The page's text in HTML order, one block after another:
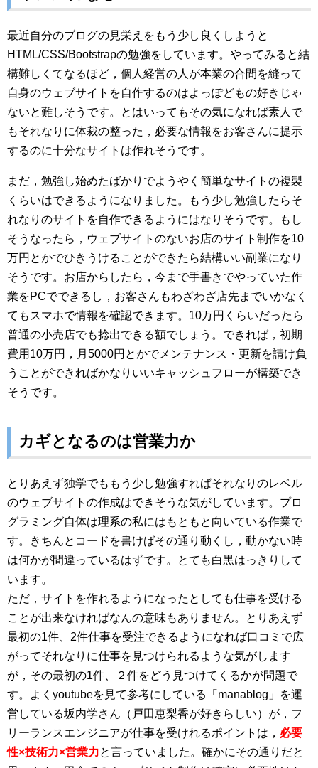
最近自分のブログの見栄えをもう少し良くしようと
HTML/CSS/Bootstrapの勉強をしています。やってみると結
構難しくてなるほど，個人経営の人が本業の合間を縫って
自身のウェブサイトを自作するのはよっぽどもの好きじゃ
ないと難しそうです。とはいってもその気になれば素人で
もそれなりに体裁の整った，必要な情報をお客さんに提示
するのに十分なサイトは作れそうです。
まだ，勉強し始めたばかりでようやく簡単なサイトの複製
くらいはできるようになりました。もう少し勉強したらそ
れなりのサイトを自作できるようにはなりそうです。もし
そうなったら，ウェブサイトのないお店のサイト制作を10
万円とかでひきうけることができたら結構いい副業になり
そうです。お店からしたら，今まで手書きでやっていた作
業をPCでできるし，お客さんもわざわざ店先までいかなく
てもスマホで情報を確認できます。10万円くらいだったら
普通の小売店でも捻出できる額でしょう。できれば，初期
費用10万円，月5000円とかでメンテナンス・更新を請け負
うことができればかなりいいキャッシュフローが構築でき
そうです。
カギとなるのは営業力か
とりあえず独学でももう少し勉強すればそれなりのレベル
のウェブサイトの作成はできそうな気がしています。プロ
グラミング自体は理系の私にはもともと向いている作業で
す。きちんとコードを書けばその通り動くし，動かない時
は何かが間違っているはずです。とても白黒はっきりして
います。
ただ，サイトを作れるようになったとしても仕事を受ける
ことが出来なければなんの意味もありません。とりあえず
最初の1件、2件仕事を受注できるようになれば口コミで広
がってそれなりに仕事を見つけられるような気がします
が，その最初の1件、２件をどう見つけてくるかが問題で
す。よくyoutubeを見て参考にしている「manablog」を運
営している坂内学さん（戸田恵梨香が好きらしい）が，フ
リーランスエンジニアが仕事を受けれるポイントは， 必要
性×技術力×営業力と言っていました。確かにその通りだと